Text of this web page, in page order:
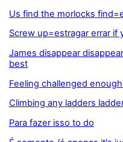
Us find the morlocks
Screw up=estragar errar if
James disappear
best
Feeling challenged
Climbing any ladders
Para fazer isso to do